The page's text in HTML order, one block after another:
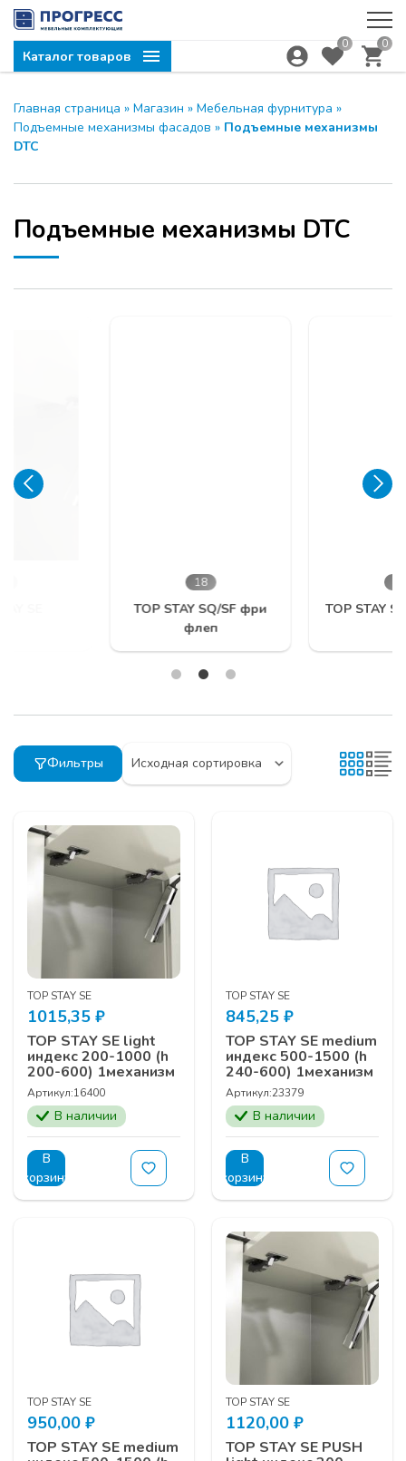
Каталог товаров
0 0
Главная страница » Магазин » Мебельная фурнитура »
Подъемные механизмы фасадов » Подъемные механизмы
DTC
Подъемные механизмы DTC
TOP STAY SQ/SF фри
TOP STAY ST гармошка
Фильтры
TOP STAY SE
1015,35 ₽
TOP STAY SE light
индекс 200-1000 (h
200-600) 1механизм
Артикул:16400
В наличии
В
корзину
TOP STAY SE
845,25 ₽
TOP STAY SE medium
индекс 500-1500 (h
240-600) 1механизм
Артикул:23379
В наличии
В
корзину
TOP STAY SE
950,00 ₽
TOP STAY SE medium
TOP STAY SE
1120,00 ₽
TOP STAY SE PUSH